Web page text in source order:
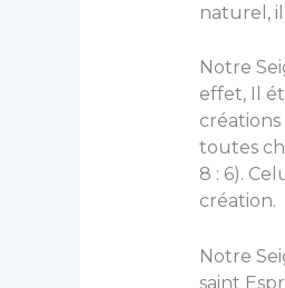
naturel, il
Notre
effet, Il
créations
toutes
8 : 6).
création.
Notre
saint